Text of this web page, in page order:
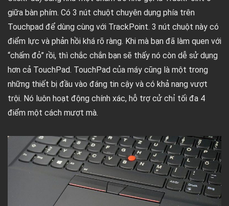
giữa bàn phím. Có 3 nút chuột chuyên dụng phía trên
Touchpad để dùng cùng với TrackPoint. 3 nút chuột này có
điểm lực và phản hồi khá rõ ràng. Khi mà bạn đã làm quen với
“chấm đỏ” rồi, thì chắc chắn bạn sẽ thấy nó còn dễ sử dụng
hơn cả TouchPad. TouchPad của máy cũng là một trong
những thiết bị đầu vào đáng tin cậy và có khả nang vượt
trội. Nó luôn hoạt động chính xác, hỗ trợ cử chỉ tối đa 4
điểm một cách mượt mà.